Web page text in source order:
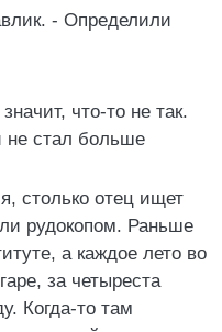
- Определили
что-то не так.
не стал больше
столько отец ищет
рудокопом. Раньше
а каждое лето во
за четыреста
Когда-то там